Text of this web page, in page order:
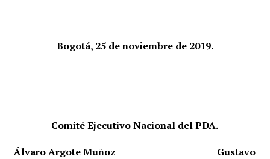
Bogotá, 25 de noviembre de 2019.
Comité Ejecutivo Nacional del PDA.
Álvaro Argote Muñoz
Gustavo